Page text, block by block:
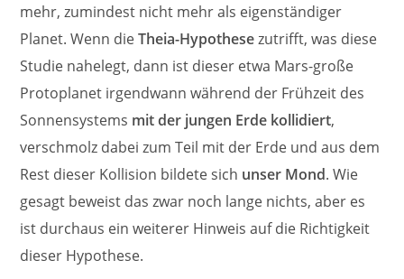
mehr, zumindest nicht mehr als eigenständiger
Planet. Wenn dieTheia-Hypothesezutrifft, was diese
Studie nahelegt, dann ist dieser etwa Mars-große
Protoplanet irgendwann während der Frühzeit des
Sonnensystems mit der jungen Erde kollidiert,
verschmolz dabei zum Teil mit der Erde und aus dem
Rest dieser Kollision bildete sich unser Mond. Wie
gesagt beweist das zwar noch lange nichts, aber es
ist durchaus ein weiterer Hinweis auf die Richtigkeit
dieser Hypothese.